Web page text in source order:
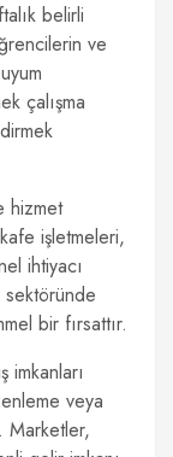
belirli
ve
çalışma
hizmet
işletmeleri,
ihtiyacı
bir fırsattır.
imkanları
veya
Marketler,